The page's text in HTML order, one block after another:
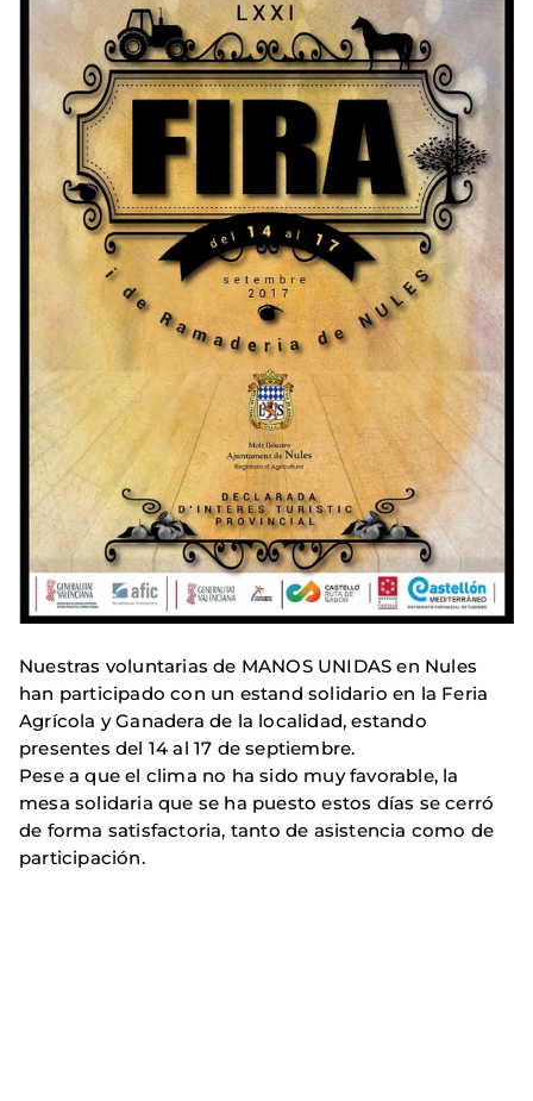
Nuestras voluntarias de MANOS UNIDAS en Nules
han participado con un estand solidario en la Feria
Agrícola y Ganadera de la localidad, estando
presentes del 14 al 17 de septiembre.
Pese a que el clima no ha sido muy favorable, la
mesa solidaria que se ha puesto estos días se cerró
de forma satisfactoria, tanto de asistencia como de
participación.